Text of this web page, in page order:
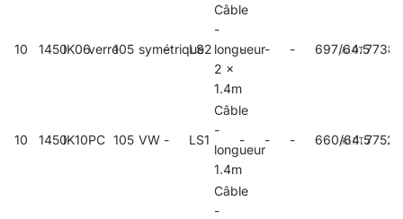
10 1450IK06verre105 symétrique
- LS2
Câble
-
longueur
2 x
1.4m
- - - 697/64.5
10 1450IK10PC 105 VW - LS1
Câble
-
longueur
1.4m
- - - 660/64.5
Câble
-